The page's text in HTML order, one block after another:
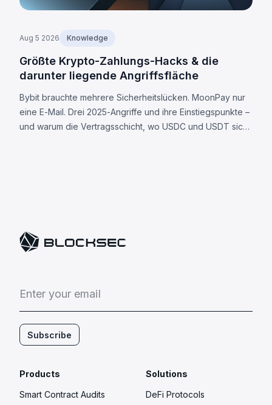
Aug 5 2026 Knowledge
Größte Krypto-Zahlungs-Hacks & die
darunter liegende Angriffsfläche
Bybit brauchte mehrere Sicherheitslücken. MoonPay nur
eine E-Mail. Drei 2025-Angriffe und ihre Einstiegspunkte –
und warum die Vertragsschicht, wo USDC und USDT sich
Enter your email
Subscribe
Products
Smart Contract Audits
Solutions
DeFi Protocols